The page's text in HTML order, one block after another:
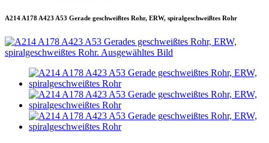
A214 A178 A423 A53 Gerade geschweißtes Rohr, ERW, spiralgeschweißtes Rohr